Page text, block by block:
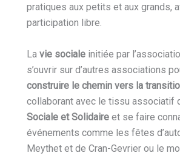
pratiques aux petits et aux grands,
participation libre.
La vie sociale initiée par
s’ouvrir sur d’autres associations
construire le chemin vers la
collaborant avec le tissu associatif
Sociale et Solidaire et se faire
événements comme les fêtes
Meythet et de Cran-Gevrier ou le